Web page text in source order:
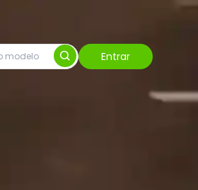
Entrar